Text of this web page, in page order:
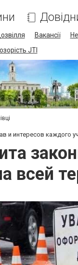
Вакансії
JTI
и интересов каждого
всей